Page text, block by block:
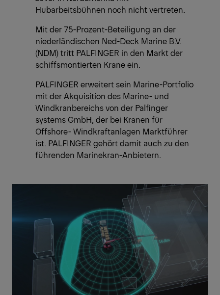
Hubarbeitsbühnen noch nicht vertreten.
Mit der 75-Prozent-Beteiligung an der
niederländischen Ned-Deck Marine B.V.
(NDM) tritt PALFINGER in den Markt der
schiffsmontierten Krane ein.
PALFINGER erweitert sein Marine-Portfolio
mit der Akquisition des Marine- und
Windkranbereichs von der Palfinger
systems GmbH, der bei Kranen für
Offshore- Windkraftanlagen Marktführer
ist. PALFINGER gehört damit auch zu den
führenden Marinekran-Anbietern.